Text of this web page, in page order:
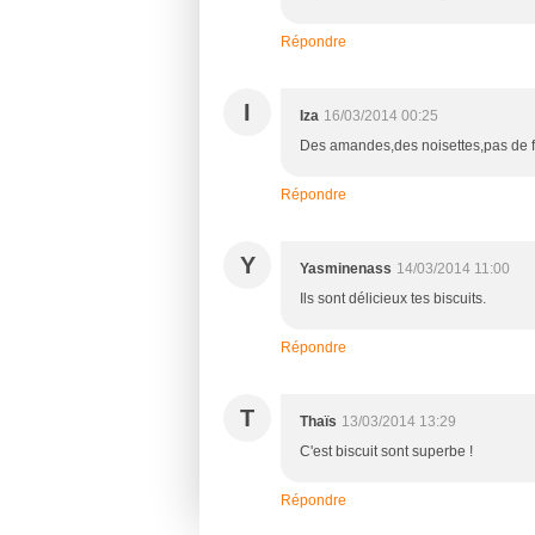
Répondre
I Iza 16/03/2014 00:25
Des amandes,des noisettes,pas de
Répondre
Y Yasminenass 14/03/2014 11:00
Ils sont délicieux tes biscuits.
Répondre
T Thaïs 13/03/2014 13:29
C'est biscuit sont superbe !
Répondre